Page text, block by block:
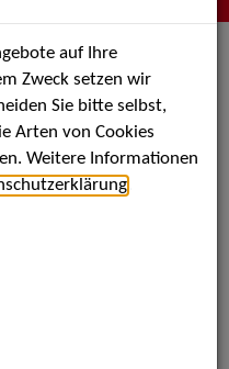
als PDF speichern
auf Ihre
Zweck setzen wir
Sie bitte selbst,
Arten von Cookies
Weitere Informationen